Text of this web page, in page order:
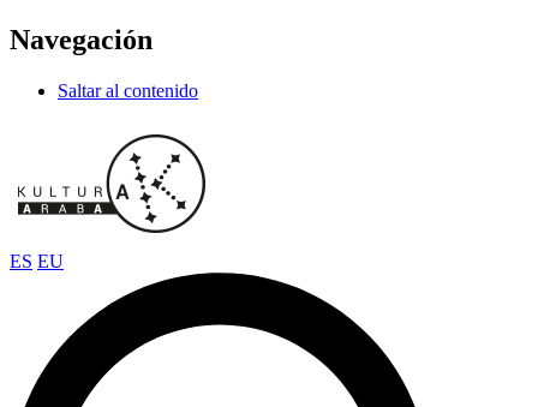
Navegación
Saltar al contenido
ES EU